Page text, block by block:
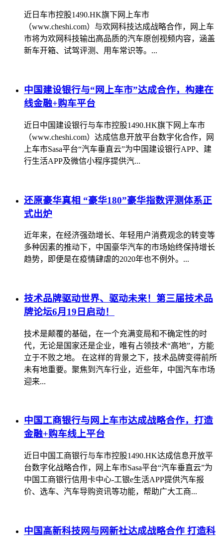
近日车市控股1490.HK旗下网上车市
（www.cheshi.com）与欢网科技达成战略合作，网上车
市将为欢网科技输出高品质的汽车原创视频内容，涵盖
新车开箱、试驾评测、用车常识等。...
中国建设银行与“网上车市”达成合作，构建在
线金融+购车平台
近日中国建设银行与车市控股1490.HK旗下网上车市
（www.cheshi.com）达成信息开放平台数字化合作，网
上车市Sasa平台“汽车垂直云”为中国建设银行APP、建
行生活APP及微信小程序提供汽...
还原豪华真相 “豪华180”豪华指数评测体系正
式出炉
近年来，在经济强劲增长、年轻用户消费观念的转变等
多种因素的推动下，中国豪华汽车的市场始终保持增长
趋势，即便是在疫情肆虐的2020年也不例外。...
技术品牌驱动世界、驱动未来！第三届技术品
牌论坛6月19日启动！
技术是颠覆的基础，在一个充满变局和不确定性的时
代，无论是国家还是企业，唯有占领技术“高地”，方能
立于不败之地。 在这样的背景之下，技术品牌变得前所
未有地重要。聚焦到汽车行业，近些年，中国汽车市场
迎来...
中国工商银行与网上车市达成战略合作，打造
金融+购车线上平台
近日中国工商银行与车市控股1490.HK达成信息开放平
台数字化战略合作，网上车市Sasa平台“汽车垂直云”为
中国工商银行信用卡中心-工银e生活APP提供汽车报
价、选车、汽车导购资讯等功能，帮助广大工商...
中国高新科技网与网新社达成战略合作 打造科